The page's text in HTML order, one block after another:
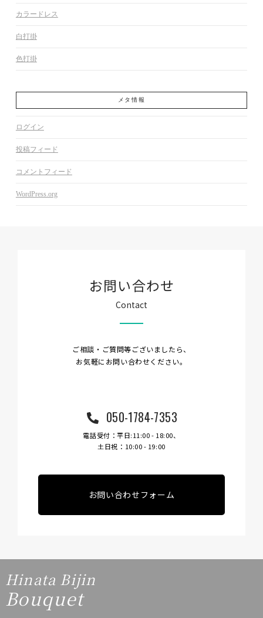
カラードレス
白打掛
色打掛
メタ情報
ログイン
投稿フィード
コメントフィード
WordPress.org
お問い合わせ
Contact
ご相談・ご質問等ございましたら、
お気軽にお問い合わせください。
050-1784-7353
電話受付：平日:11:00 - 18:00、
土日祝：10:00 - 19:00
お問い合わせフォーム
Hinata Bijin
Bouquet